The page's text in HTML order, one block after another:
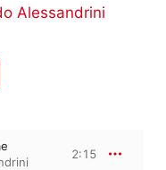
Alessandrini
2:15